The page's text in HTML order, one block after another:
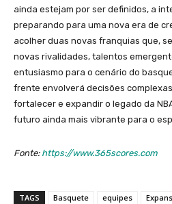
ainda estejam por ser definidos, a
preparando para uma nova era de
acolher duas novas franquias que,
novas rivalidades, talentos
entusiasmo para o cenário do
frente envolverá decisões
fortalecer e expandir o legado da
futuro ainda mais vibrante para o
Fonte: https://www.365scores.com
TAGS Basquete equipes